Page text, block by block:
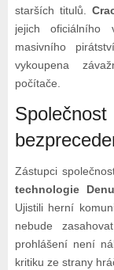
starších titulů.
jejich
masivního
vykoupena
počítače.
Společnost
Zástupci
technologie
Ujistili herní
nebude
prohlášení není
kritiku ze strany